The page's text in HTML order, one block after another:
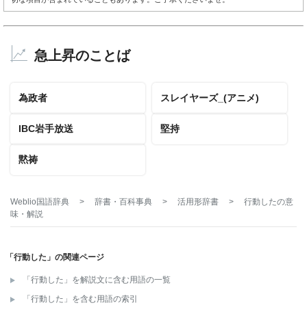
急上昇のことば
為政者 スレイヤーズ_(アニメ)
IBC岩手放送 堅持
黙祷
Weblio国語辞典 > 辞書・百科事典 > 活用形辞書 > 行動したの意
味・解説
「行動した」の関連ページ
「行動した」を解説文に含む用語の一覧
「行動した」を含む用語の索引